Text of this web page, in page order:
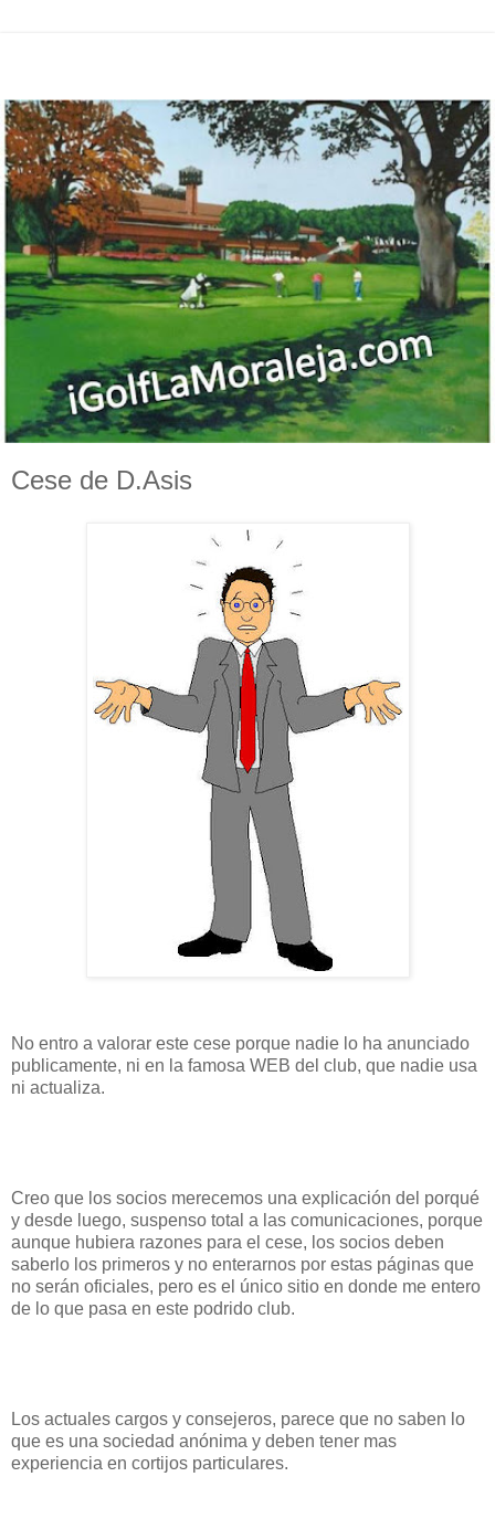
Cese de D.Asis
No entro a valorar este cese porque nadie lo ha anunciado
publicamente, ni en la famosa WEB del club, que nadie usa
ni actualiza.
Creo que los socios merecemos una explicación del porqué
y desde luego, suspenso total a las comunicaciones, porque
aunque hubiera razones para el cese, los socios deben
saberlo los primeros y no enterarnos por estas páginas que
no serán oficiales, pero es el único sitio en donde me entero
de lo que pasa en este podrido club.
Los actuales cargos y consejeros, parece que no saben lo
que es una sociedad anónima y deben tener mas
experiencia en cortijos particulares.